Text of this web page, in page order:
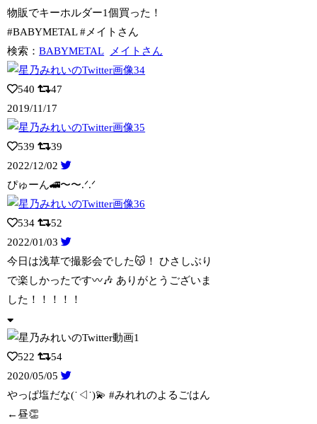
物販でキーホルダー1個買った！
#BABYMETAL #メイトさん
検索：BABYMETAL メイトさん
540
47
2019/11/17
539
39
2022/12/02
ぴゅーん🚄〜〜.ᐟ.ᐟ
534
52
2022/01/03
今日は浅草で撮影会でした😽！ ひさしぶり
で楽しかったです〰️🎶 ありがとうござい ま
した！！！！！
522
54
2020/05/05
やっぱ塩だな(˙◁˙)💫 #みれれのよるごはん
←昼👏